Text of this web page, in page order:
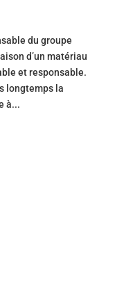
du groupe
d’un matériau
et responsable.
longtemps la
à...